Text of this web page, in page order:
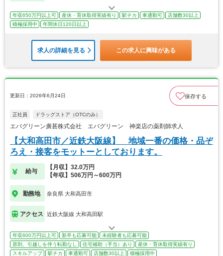
年収650万円以上可 産休・育休取得実績有り 駅チカ 車通勤可
店舗数30以上
積極採用中
年間休日120日以上
求人の詳細を見る この求人に興味がある
更新日：2026年6月24日 保存する
正社員 ドラッグストア（OTCのみ）
エバグリーン廣甚株式会社 エバグリーン 神楽店の薬剤師求人
【大和高田市／近鉄大阪線】 地域一番の価格・品ぞ
ろえ・接客をモットーとしております。
給与
【月収】32.0万円
【年収】506万円～600万円
勤務地 奈良県 大和高田市
アクセス 近鉄大阪線 大和高田駅
年収600万円以上可 新卒も応募可能
未経験者も応募可能
原則、引越しを伴う転勤なし
住宅補助（手当）あり
産休・育休取得実績有り
スキルアップ
駅チカ 車通勤可 店舗数30以上 積極採用中